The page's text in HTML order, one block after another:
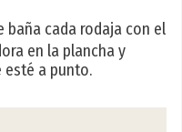
baña cada rodaja con el
en la plancha y
esté a punto.